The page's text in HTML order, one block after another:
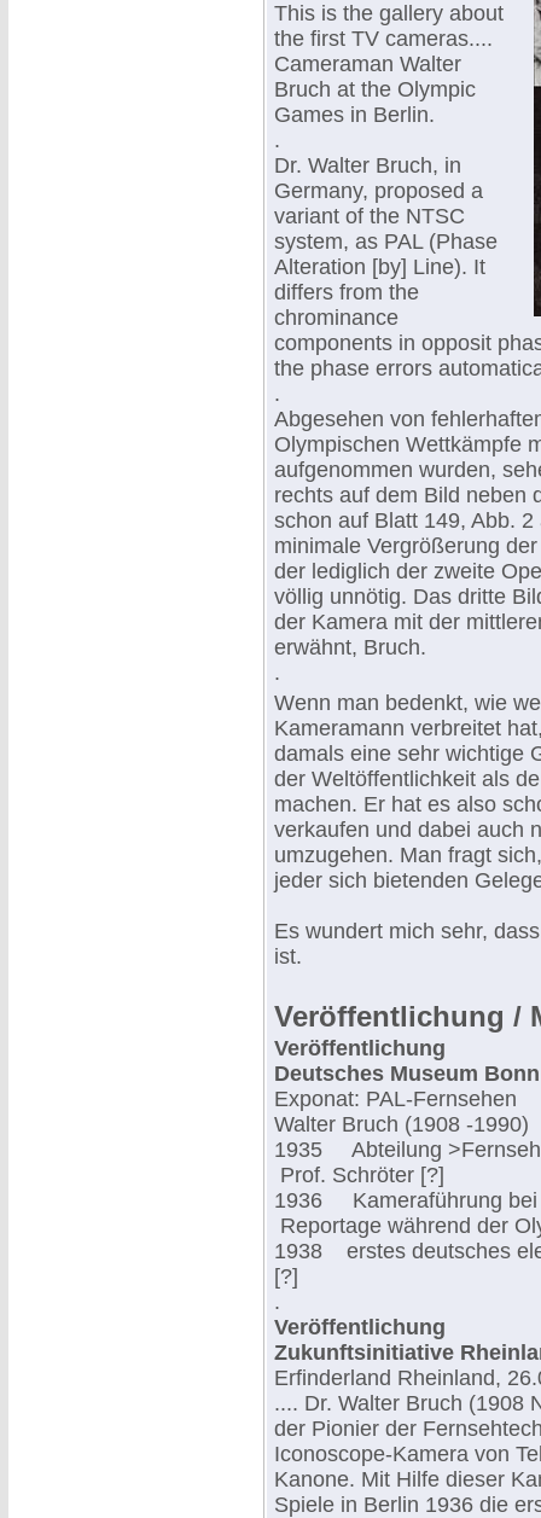
This is the gallery about
the first TV cameras....
Cameraman Walter
Bruch at the Olympic
Games in Berlin.
.
Dr. Walter Bruch, in
Germany, proposed a
variant of the NTSC
system, as PAL (Phase
Alteration [by] Line). It
differs from the
chrominance
components in opposit
the phase errors
.
Abgesehen von
Olympischen Wettkämpfe
aufgenommen wurden,
rechts auf dem Bild neben
schon auf Blatt 149, Abb. 2
minimale Vergrößerung
der lediglich der zweite
völlig unnötig. Das dritte
der Kamera mit der
erwähnt, Bruch.
.
Wenn man bedenkt, wie
Kameramann verbreitet
damals eine sehr wichtige
der Weltöffentlichkeit als
machen. Er hat es also
verkaufen und dabei auch
umzugehen. Man fragt
jeder sich bietenden
Es wundert mich sehr,
ist.
Veröffentlichung /
Veröffentlichung
Deutsches Museum
Exponat: PAL-Fernsehen
Walter Bruch (1908 -1990)
1935 Abteilung
Prof. Schröter [?]
1936 Kameraführung bei
Reportage während der
1938 erstes deutsches
[?]
.
Veröffentlichung
Zukunftsinitiative
Erfinderland Rheinland,
.... Dr. Walter Bruch (1908
der Pionier der
Iconoscope-Kamera von
Kanone. Mit Hilfe dieser
Spiele in Berlin 1936 die